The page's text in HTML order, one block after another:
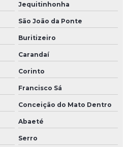
Jequitinhonha
São João da Ponte
Buritizeiro
Carandaí
Corinto
Francisco Sá
Conceição do Mato Dentro
Abaeté
Serro